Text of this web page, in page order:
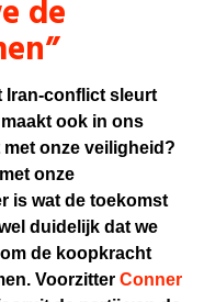
de
Iran-conflict sleurt
ook in ons
met onze veiligheid?
onze
is wat de toekomst
duidelijk dat we
de koopkracht
Voorzitter Conner